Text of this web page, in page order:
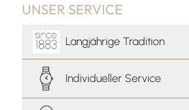
UNSER SERVICE
Langjährige Tradition
Individueller Service